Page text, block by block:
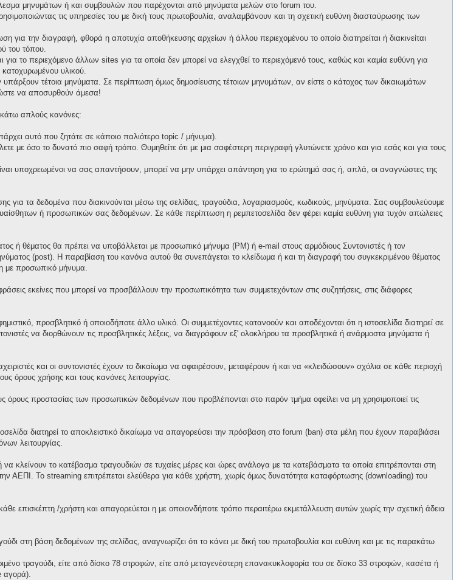
μηνυμάτων ή και συμβουλών που παρέχονται από μηνύματα μελών στο forum του.
τις υπηρεσίες του με δική τους πρωτοβουλία, αναλαμβάνουν και τη σχετική ευθύνη διασταύρωσης των
για την διαγραφή, φθορά η αποτυχία αποθήκευσης αρχείων ή άλλου περιεχομένου το οποίο διατηρείται ή διακινείται
του τόπου.
για το περιεχόμενο άλλων sites για τα οποία δεν μπορεί να ελεγχθεί το περιεχόμενό τους, καθώς και καμία ευθύνη για
υλικού.
τέτοια μηνύματα. Σε περίπτωση όμως δημοσίευσης τέτοιων μηνυμάτων, αν είστε ο κάτοχος των δικαιωμάτων
να αποσυρθούν άμεσα!
απλούς κανόνες:
αυτό που ζητάτε σε κάποιο παλιότερο topic / μήνυμα).
με όσο το δυνατό πιο σαφή τρόπο. Θυμηθείτε ότι με μια σαφέστερη περιγραφή γλυτώνετε χρόνο και για εσάς και για τους
υποχρεωμένοι να σας απαντήσουν, μπορεί να μην υπάρχει απάντηση για το ερώτημά σας ή, απλά, οι αναγνώστες της
για τα δεδομένα που διακινούνται μέσω της σελίδας, τραγούδια, λογαριασμούς, κωδικούς, μηνύματα. Σας συμβουλεύουμε
ή προσωπικών σας δεδομένων. Σε κάθε περίπτωση η ρεμπετοσελίδα δεν φέρει καμία ευθύνη για τυχόν απώλειες
ή θέματος θα πρέπει να υποβάλλεται με προσωπικό μήνυμα (PM) ή e-mail στους αρμόδιους Συντονιστές ή τον
(post). Η παραβίαση του κανόνα αυτού θα συνεπάγεται το κλείδωμα ή και τη διαγραφή του συγκεκριμένου θέματος
με προσωπικό μήνυμα.
εκείνες που μπορεί να προσβάλλουν την προσωπικότητα των συμμετεχόντων στις συζητήσεις, στις διάφορες
προσβλητικό ή οποιοδήποτε άλλο υλικό. Οι συμμετέχοντες κατανοούν και αποδέχονται ότι η ιστοσελίδα διατηρεί σε
να διορθώνουν τις προσβλητικές λέξεις, να διαγράφουν εξ' ολοκλήρου τα προσβλητικά ή ανάρμοστα μηνύματα ή
και οι συντονιστές έχουν το δικαίωμα να αφαιρέσουν, μεταφέρουν ή και να «κλειδώσουν» σχόλια σε κάθε περιοχή
όρους χρήσης και τους κανόνες λειτουργίας.
όρους προστασίας των προσωπικών δεδομένων που προβλέπονται στο παρόν τμήμα οφείλει να μη χρησιμοποιεί τις
διατηρεί το αποκλειστικό δικαίωμα να απαγορεύσει την πρόσβαση στο forum (ban) στα μέλη που έχουν παραβιάσει
λειτουργίας.
να κλείνουν το κατέβασμα τραγουδιών σε τυχαίες μέρες και ώρες ανάλογα με τα κατεβάσματα τα οποία επιτρέπονται στη
ΑΕΠΙ. Το streaming επιτρέπεται ελεύθερα για κάθε χρήστη, χωρίς όμως δυνατότητα καταφόρτωσης (downloading) του
επισκέπτη /χρήστη και απαγορεύεται η με οποιονδήποτε τρόπο περαιτέρω εκμετάλλευση αυτών χωρίς την σχετική άδεια
στη βάση δεδομένων της σελίδας, αναγνωρίζει ότι το κάνει με δική του πρωτοβουλία και ευθύνη και με τις παρακάτω
τραγούδι, είτε από δίσκο 78 στροφών, είτε από μεταγενέστερη επανακυκλοφορία του σε δίσκο 33 στροφών, κασέτα ή
αγορά).